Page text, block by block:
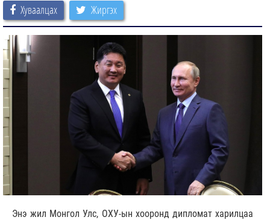
Хуваалцах Жиргэх
Энэ жил Монгол Улс, ОХУ-ын хооронд дипломат харилцаа